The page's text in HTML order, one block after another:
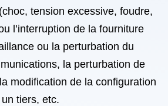
tension excessive, foudre,
l’interruption de la fourniture
ou la perturbation du
la perturbation de
modification de la configuration
tiers, etc.